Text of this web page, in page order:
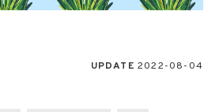
UPDATE 2022-08-04